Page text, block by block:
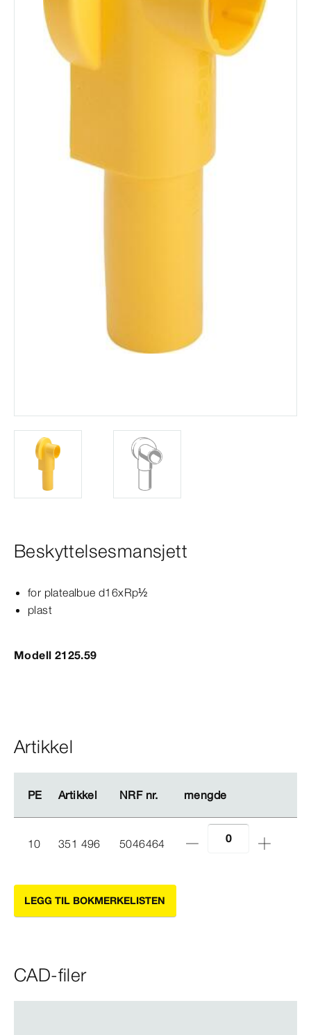
Beskyttelsesmansjett
for platealbue d16xRp½
plast
Modell 2125.59
Artikkel
PE Artikkel NRF nr. mengde
PE Artikkel NRF nr. mengde
10 351 496 5046464
LEGG TIL BOKMERKELISTEN
CAD-filer